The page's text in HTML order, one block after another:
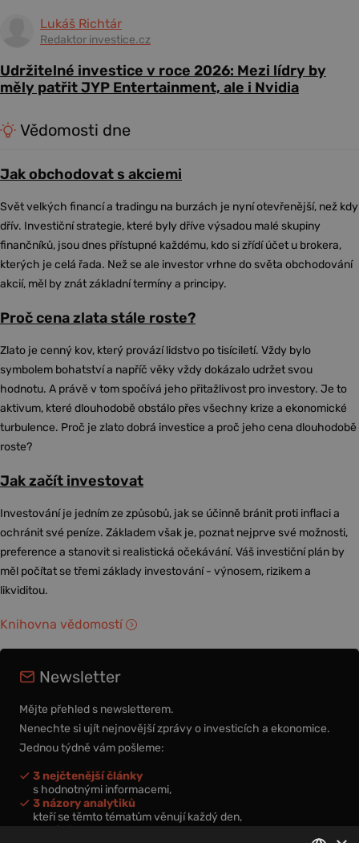
Lukáš Richtár
Redaktor investice.cz
Udržitelné investice v roce 2026: Mezi lídry by
měly patřit JYP Entertainment, ale i Nvidia
Vědomosti dne
Jak obchodovat s akciemi
Svět velkých financí a tradingu na burzách je nyní otevřenější, než kdy
dřív. Investiční strategie, které byly dříve výsadou malé skupiny
finančníků, jsou dnes přístupné každému, kdo si zřídí účet u brokera,
kterých je celá řada. Než se ale investor vrhne do světa obchodování
akcií, měl by znát základní termíny a principy.
Proč cena zlata stále roste?
Zlato je cenný kov, který provází lidstvo po tisíciletí. Vždy bylo
symbolem bohatství a napříč věky vždy dokázalo udržet svou
hodnotu. A právě v tom spočívá jeho přitažlivost pro investory. Je to
aktivum, které dlouhodobě obstálo přes všechny krize a ekonomické
turbulence. Proč je zlato dobrá investice a proč jeho cena dlouhodobě
roste?
Jak začít investovat
Investování je jedním ze způsobů, jak se účinně bránit proti inflaci a
ochránit své peníze. Základem však je, poznat nejprve své možnosti,
preference a stanovit si realistická očekávání. Váš investiční plán by
měl počítat se třemi základy investování - výnosem, rizikem a
likviditou.
Knihovna vědomostí
Newsletter
Mějte přehled s newsletterem.
Nenechte si ujít nejnovější zprávy o investicích a ekonomice.
Jednou týdně vám pošleme:
3 nejčtenější články
s hodnotnými informacemi,
3 názory analytiků
kteří se těmto tématům věnují každý den,
nová videa a podcasty